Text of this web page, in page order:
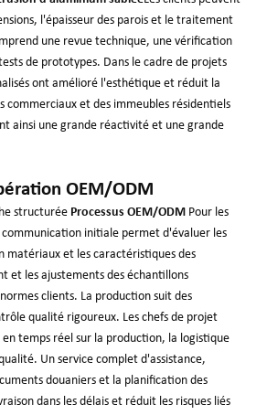
l'épaisseur des parois et le traitement
une revue technique, une vérification
de prototypes. Dans le cadre de projets
ont amélioré l'esthétique et réduit la
commerciaux et des immeubles résidentiels
ainsi une grande réactivité et une grande
OEM/ODM
structurée Processus OEM/ODM Pour les
initiale permet d'évaluer les
matériaux et les caractéristiques des
et les ajustements des échantillons
clients. La production suit des
qualité rigoureux. Les chefs de projet
en temps réel sur la production, la logistique
Un service complet d'assistance,
douaniers et la planification des
dans les délais et réduit les risques liés